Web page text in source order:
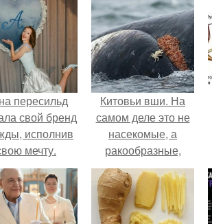
пересильд
свой бренд
исполнив
мечту.
Китовьи вши. На
самом деле это не
насекомые, а
ракообразные,
относящиеся к
бокоплавам.